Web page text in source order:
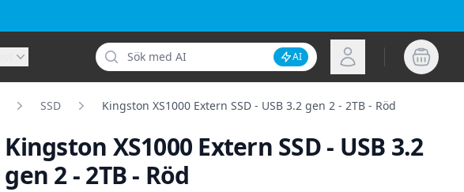
Sök
Inaktivera AI-sökning
AI Logga in
SSD Kingston XS1000 Extern SSD - USB 3.2 gen 2 - 2TB - Röd
Kingston XS1000 Extern SSD - USB 3.2
gen 2 - 2TB - Röd